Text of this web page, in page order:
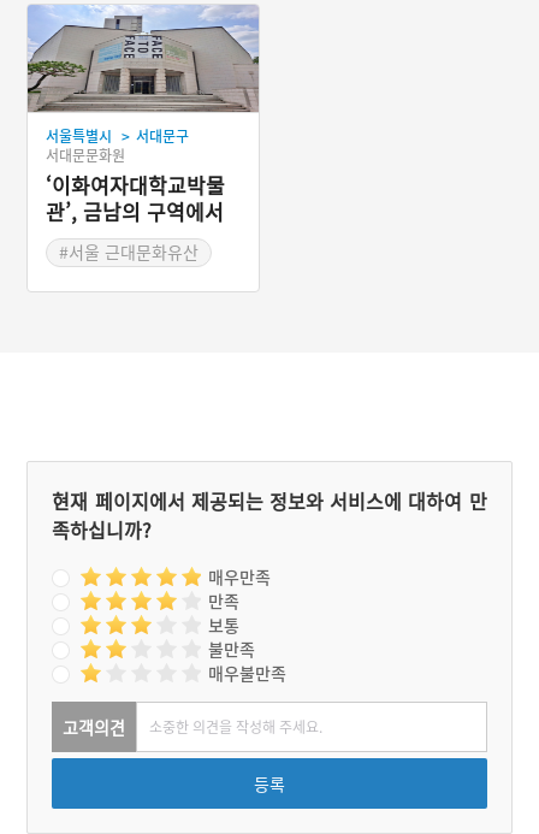
비롯한 40여 명의 중국인들
인 ‘중화루(中華樓)’가 되었
서울특별시 > 서대문구
서대문문화원
‘이화여자대학교박물
관’, 금남의 구역에서
감상하는 수준 높은 문
화유산
#서울 근대문화유산
현재 페이지에서 제공되는 정보와 서비스에 대하여 만
족하십니까?
매우만족
만족
보통
불만족
매우불만족
고객의견
등록